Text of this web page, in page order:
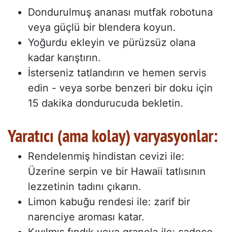
Dondurulmuş ananası mutfak robotuna
veya güçlü bir blendera koyun.
Yoğurdu ekleyin ve pürüzsüz olana
kadar karıştırın.
İsterseniz tatlandırın ve hemen servis
edin - veya sorbe benzeri bir doku için
15 dakika dondurucuda bekletin.
Yaratıcı (ama kolay) varyasyonlar:
Rendelenmiş hindistan cevizi ile:
Üzerine serpin ve bir Hawaii tatlısının
lezzetinin tadını çıkarın.
Limon kabuğu rendesi ile: zarif bir
narenciye aroması katar.